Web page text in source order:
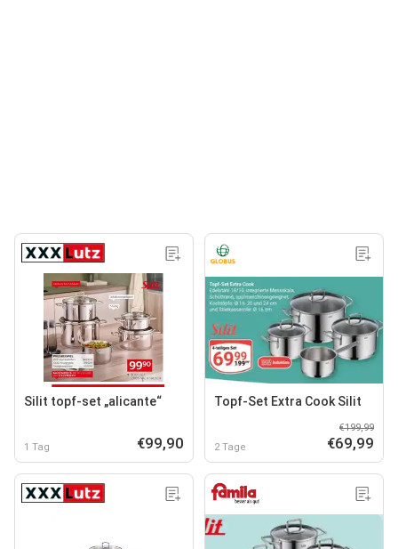
Silit topf-set „alicante“
1 Tag €99,90
Topf-Set Extra Cook Silit
2 Tage
€199,99
€69,99